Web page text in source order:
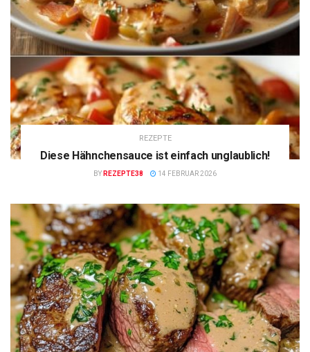
REZEPTE
Diese Hähnchensauce ist einfach unglaublich!
BY REZEPTE38 14 FEBRUAR 2026